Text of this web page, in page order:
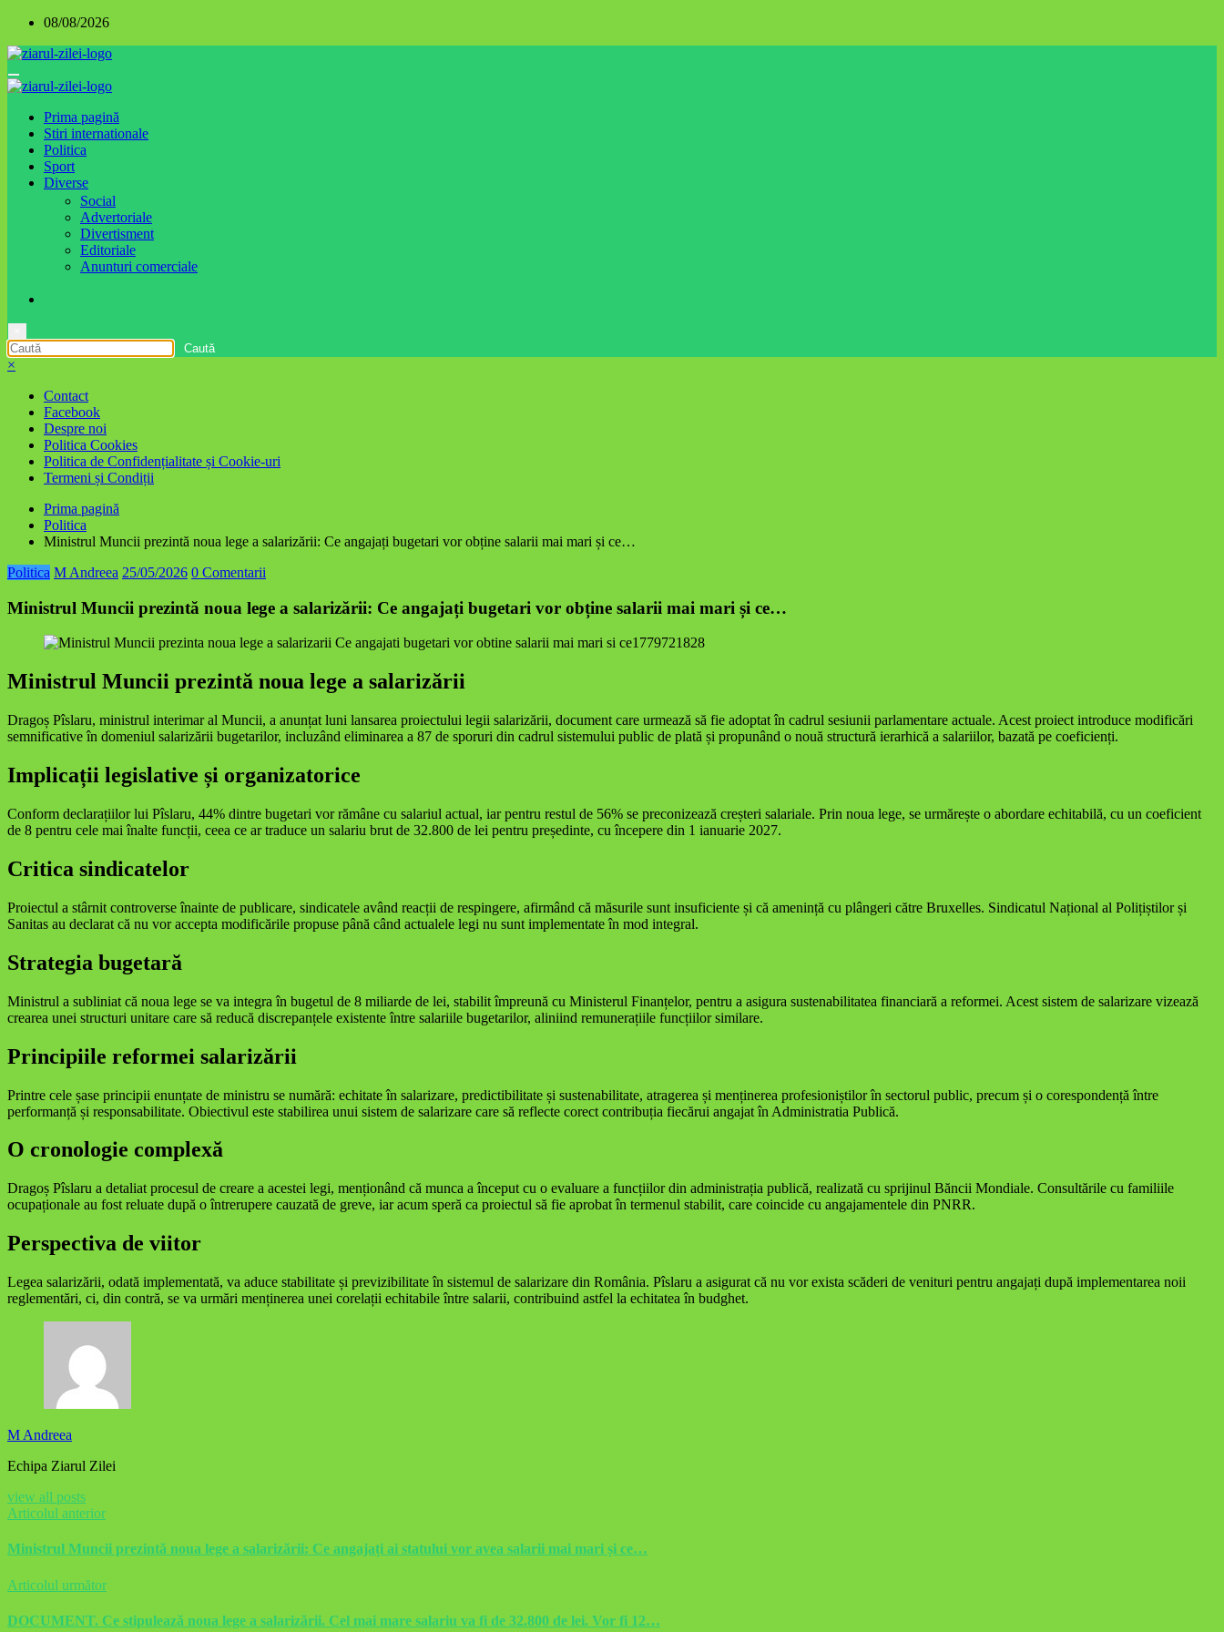
conținut
08/08/2026
Prima pagină
Stiri internationale
Politica
Sport
Diverse
Social
Advertoriale
Divertisment
Editoriale
Anunturi comerciale
×
Contact
Facebook
Despre noi
Politica Cookies
Politica de Confidențialitate și Cookie-uri
Termeni și Condiții
Prima pagină
Politica
Ministrul Muncii prezintă noua lege a salarizării: Ce angajați bugetari vor obține salarii mai mari și ce…
Politica M Andreea 25/05/2026 0 Comentarii
Ministrul Muncii prezintă noua lege a salarizării: Ce angajați bugetari vor obține salarii mai mari și ce…
Ministrul Muncii prezintă noua lege a salarizării
Dragoș Pîslaru, ministrul interimar al Muncii, a anunțat luni lansarea proiectului legii salarizării, document care urmează să fie adoptat în cadrul sesiunii parlamentare actuale. Acest proiect introduce modificări
semnificative în domeniul salarizării bugetarilor, incluzând eliminarea a 87 de sporuri din cadrul sistemului public de plată și propunând o nouă structură ierarhică a salariilor, bazată pe coeficienți.
Implicații legislative și organizatorice
Conform declarațiilor lui Pîslaru, 44% dintre bugetari vor rămâne cu salariul actual, iar pentru restul de 56% se preconizează creșteri salariale. Prin noua lege, se urmărește o abordare echitabilă, cu un coeficient
de 8 pentru cele mai înalte funcții, ceea ce ar traduce un salariu brut de 32.800 de lei pentru președinte, cu începere din 1 ianuarie 2027.
Critica sindicatelor
Proiectul a stârnit controverse înainte de publicare, sindicatele având reacții de respingere, afirmând că măsurile sunt insuficiente și că amenință cu plângeri către Bruxelles. Sindicatul Național al Polițiștilor și
Sanitas au declarat că nu vor accepta modificările propuse până când actualele legi nu sunt implementate în mod integral.
Strategia bugetară
Ministrul a subliniat că noua lege se va integra în bugetul de 8 miliarde de lei, stabilit împreună cu Ministerul Finanțelor, pentru a asigura sustenabilitatea financiară a reformei. Acest sistem de salarizare vizează
crearea unei structuri unitare care să reducă discrepanțele existente între salariile bugetarilor, aliniind remunerațiile funcțiilor similare.
Principiile reformei salarizării
Printre cele șase principii enunțate de ministru se numără: echitate în salarizare, predictibilitate și sustenabilitate, atragerea și menținerea profesioniștilor în sectorul public, precum și o corespondență între
performanță și responsabilitate. Obiectivul este stabilirea unui sistem de salarizare care să reflecte corect contribuția fiecărui angajat în Administratia Publică.
O cronologie complexă
Dragoș Pîslaru a detaliat procesul de creare a acestei legi, menționând că munca a început cu o evaluare a funcțiilor din administrația publică, realizată cu sprijinul Băncii Mondiale. Consultările cu familiile
ocupaționale au fost reluate după o întrerupere cauzată de greve, iar acum speră ca proiectul să fie aprobat în termenul stabilit, care coincide cu angajamentele din PNRR.
Perspectiva de viitor
Legea salarizării, odată implementată, va aduce stabilitate și previzibilitate în sistemul de salarizare din România. Pîslaru a asigurat că nu vor exista scăderi de venituri pentru angajați după implementarea noii
reglementări, ci, din contră, se va urmări menținerea unei corelații echitabile între salarii, contribuind astfel la echitatea în budghet.
M Andreea
Echipa Ziarul Zilei
view all posts
Articolul anterior
Ministrul Muncii prezintă noua lege a salarizării: Ce angajați ai statului vor avea salarii mai mari și ce…
Articolul următor
DOCUMENT. Ce stipulează noua lege a salarizării. Cel mai mare salariu va fi de 32.800 de lei. Vor fi 12…